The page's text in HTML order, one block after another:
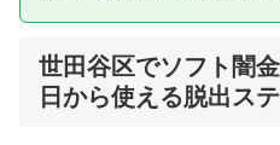
世田谷区でソフト闇
日から使える脱出ス